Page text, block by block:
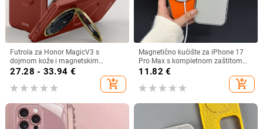
Futrola za Honor MagicV3 s
dojmom kože i magnetskim
šarnirima za zaštitu (V3)
27.28 - 33.94 €
add_shopping_cart
Magnetično kućište za iPhone 17
Pro Max s kompletnom zaštitom
objektiva kamere
11.82 €
add_shopping_cart